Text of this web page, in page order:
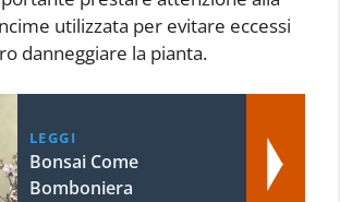
utilizzata per evitare eccessi
danneggiare la pianta.
LEGGI
Bonsai Come
Bomboniera